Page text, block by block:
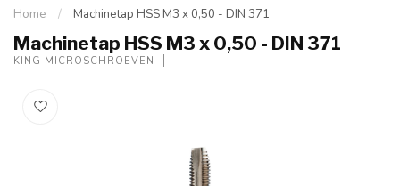
Home / Machinetap HSS M3 x 0,50 - DIN 371
Machinetap HSS M3 x 0,50 - DIN 371
KING MICROSCHROEVEN